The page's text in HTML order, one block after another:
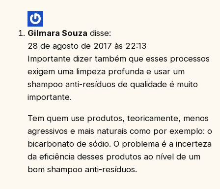
Gilmara Souza disse:
28 de agosto de 2017 às 22:13
Importante dizer também que esses processos
exigem uma limpeza profunda e usar um
shampoo anti-resíduos de qualidade é muito
importante.
Tem quem use produtos, teoricamente, menos
agressivos e mais naturais como por exemplo: o
bicarbonato de sódio. O problema é a incerteza
da eficiência desses produtos ao nível de um
bom shampoo anti-resíduos.